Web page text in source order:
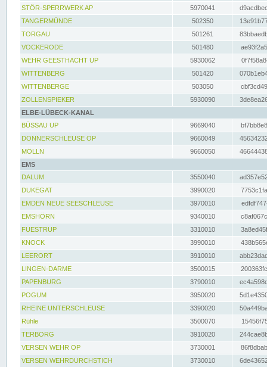
STÖR-SPERRWERK AP 5970041
TANGERMÜNDE
502350
TORGAU
501261
VOCKERODE
501480
WEHR GEESTHACHT UP
5930062
WITTENBERG
501420
WITTENBERGE
503050
ZOLLENSPIEKER
5930090
ELBE-LÜBECK-KANAL
BÜSSAU UP
9669040
DONNERSCHLEUSE OP
9660049
MÖLLN
9660050
EMS
DALUM
3550040
DUKEGAT
3990020
EMDEN NEUE SEESCHLEUSE
3970010
EMSHÖRN
9340010
FUESTRUP
3310010
KNOCK
3990010
LEERORT
3910010
LINGEN-DARME
3500015
PAPENBURG
3790010
POGUM
3950020
RHEINE UNTERSCHLEUSE
3390020
Rühle
3500070
TERBORG
3910020
VERSEN WEHR OP
3730001
VERSEN WEHRDURCHSTICH
3730010